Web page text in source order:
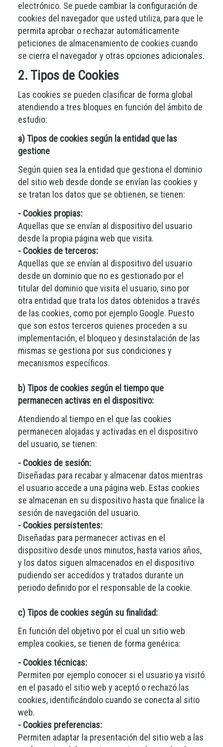
electrónico. Se puede cambiar la configuración de
cookies del navegador que usted utiliza, para que le
permita aprobar o rechazar automáticamente
peticiones de almacenamiento de cookies cuando
se cierra el navegador y otras opciones adicionales.
2. Tipos de Cookies
Las cookies se pueden clasificar de forma global
atendiendo a tres bloques en función del ámbito de
estudio:
a) Tipos de cookies según la entidad que las
gestione
Según quien sea la entidad que gestiona el dominio
del sitio web desde donde se envían las cookies y
se tratan los datos que se obtienen, se tienen:
- Cookies propias:
Aquellas que se envían al dispositivo del usuario
desde la propia página web que visita.
- Cookies de terceros:
Aquellas que se envían al dispositivo del usuario
desde un dominio que no es gestionado por el
titular del dominio que visita el usuario, sino por
otra entidad que trata los datos obtenidos a través
de las cookies, como por ejemplo Google. Puesto
que son estos terceros quienes proceden a su
implementación, el bloqueo y desinstalación de las
mismas se gestiona por sus condiciones y
mecanismos específicos.
b) Tipos de cookies según el tiempo que
permanecen activas en el dispositivo:
Atendiendo al tiempo en el que las cookies
permanecen alojadas y activadas en el dispositivo
del usuario, se tienen:
- Cookies de sesión:
Diseñadas para recabar y almacenar datos mientras
el usuario accede a una página web. Estas cookies
se almacenan en su dispositivo hasta que finalice la
sesión de navegación del usuario.
- Cookies persistentes:
Diseñadas para permanecer activas en el
dispositivo desde unos minutos, hasta varios años,
y los datos siguen almacenados en el dispositivo
pudiendo ser accedidos y tratados durante un
periodo definido por el responsable de la cookie.
c) Tipos de cookies según su finalidad:
En función del objetivo por el cual un sitio web
emplea cookies, se tienen de forma genérica:
- Cookies técnicas:
Permiten por ejemplo conocer si el usuario ya visitó
en el pasado el sitio web y aceptó o rechazó las
cookies, identificándolo cuando se conecta al sitio
web.
- Cookies preferencias:
Permiten adaptar la presentación del sitio web a las